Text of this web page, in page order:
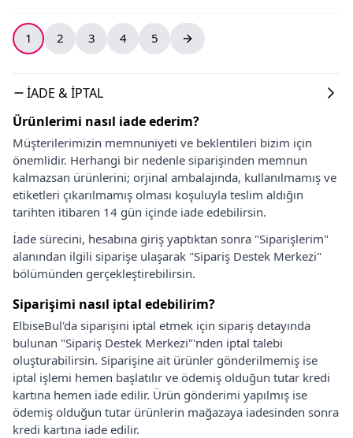
1 2 3 4 5
İADE & İPTAL
Ürünlerimi nasıl iade ederim?
Müşterilerimizin memnuniyeti ve beklentileri bizim için
önemlidir. Herhangi bir nedenle siparişinden memnun
kalmazsan ürünlerini; orjinal ambalajında, kullanılmamış ve
etiketleri çıkarılmamış olması koşuluyla teslim aldığın
tarihten itibaren 14 gün içinde iade edebilirsin.
İade sürecini, hesabına giriş yaptıktan sonra "Siparişlerim"
alanından ilgili siparişe ulaşarak "Sipariş Destek Merkezi"
bölümünden gerçekleştirebilirsin.
Siparişimi nasıl iptal edebilirim?
ElbiseBul'da siparişini iptal etmek için sipariş detayında
bulunan "Sipariş Destek Merkezi"'nden iptal talebi
oluşturabilirsin. Siparişine ait ürünler gönderilmemiş ise
iptal işlemi hemen başlatılır ve ödemiş olduğun tutar kredi
kartına hemen iade edilir. Ürün gönderimi yapılmış ise
ödemiş olduğun tutar ürünlerin mağazaya iadesinden sonra
kredi kartına iade edilir.